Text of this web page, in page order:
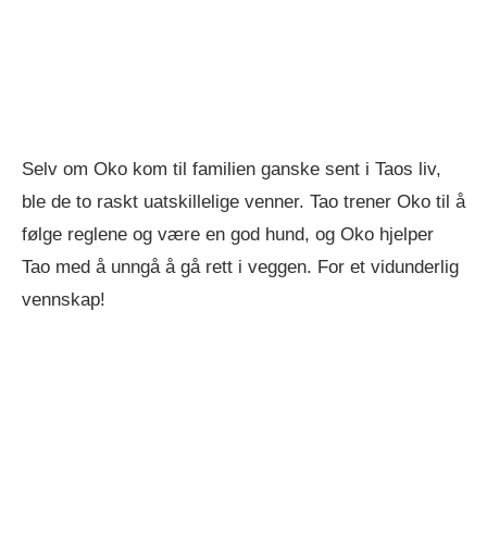
Selv om Oko kom til familien ganske sent i Taos liv,
ble de to raskt uatskillelige venner. Tao trener Oko til å
følge reglene og være en god hund, og Oko hjelper
Tao med å unngå å gå rett i veggen. For et vidunderlig
vennskap!